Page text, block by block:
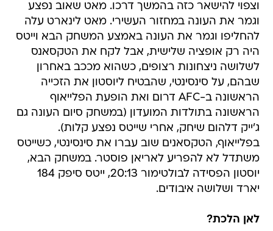
וצפוי להישאר כזה בהמשך דרכו. מאט שאוב נפצע
וגמר את העונה במחזור העשירי. מאט לינארט עלה
להחליפו וגמר את העונה באמצע המשחק הבא וייטס
היה רק אופציה שלישית, אבל לקח את הטקסאנס
לשלושה ניצחונות רצופים, כשהוא מככב באחרון
שבהם, על סינסינטי, שהבטיח ליוסטון את הזכייה
הראשונה ב-AFC דרום ואת הופעת הפלייאוף
הראשונה בתולדות המועדון (במשחק סיום העונה גם
ג'ייק דלהום שיחק, אחרי שייטס נפצע קלות).
בפלייאוף, הטקסאנים שוב עברו את סינסינטי, כשייטס
משתדל לא להפריע לאריאן פוסטר. במשחק הבא,
יוסטון הפסידה לבולטימור 20:13, ייטס סיפק 184
יארד ושלושה איבודים.
לאן הלכת?